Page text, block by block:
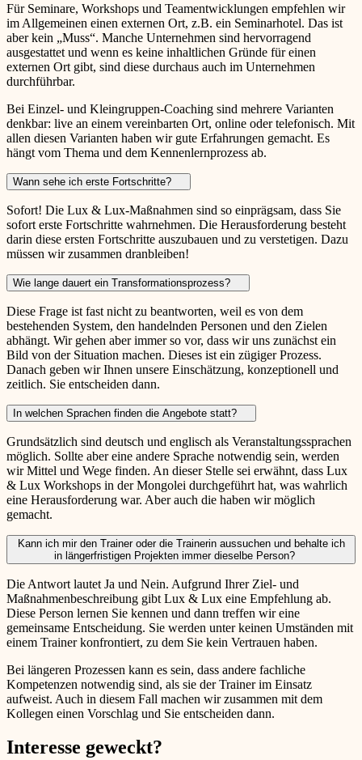
Für Seminare, Workshops und Teamentwicklungen empfehlen wir
im Allgemeinen einen externen Ort, z.B. ein Seminarhotel. Das ist
aber kein „Muss“. Manche Unternehmen sind hervorragend
ausgestattet und wenn es keine inhaltlichen Gründe für einen
externen Ort gibt, sind diese durchaus auch im Unternehmen
durchführbar.
Bei Einzel- und Kleingruppen-Coaching sind mehrere Varianten
denkbar: live an einem vereinbarten Ort, online oder telefonisch. Mit
allen diesen Varianten haben wir gute Erfahrungen gemacht. Es
hängt vom Thema und dem Kennenlernprozess ab.
Wann sehe ich erste Fortschritte?
Sofort! Die Lux & Lux-Maßnahmen sind so einprägsam, dass Sie
sofort erste Fortschritte wahrnehmen. Die Herausforderung besteht
darin diese ersten Fortschritte auszubauen und zu verstetigen. Dazu
müssen wir zusammen dranbleiben!
Wie lange dauert ein Transformationsprozess?
Diese Frage ist fast nicht zu beantworten, weil es von dem
bestehenden System, den handelnden Personen und den Zielen
abhängt. Wir gehen aber immer so vor, dass wir uns zunächst ein
Bild von der Situation machen. Dieses ist ein zügiger Prozess.
Danach geben wir Ihnen unsere Einschätzung, konzeptionell und
zeitlich. Sie entscheiden dann.
In welchen Sprachen finden die Angebote statt?
Grundsätzlich sind deutsch und englisch als Veranstaltungssprachen
möglich. Sollte aber eine andere Sprache notwendig sein, werden
wir Mittel und Wege finden. An dieser Stelle sei erwähnt, dass Lux
& Lux Workshops in der Mongolei durchgeführt hat, was wahrlich
eine Herausforderung war. Aber auch die haben wir möglich
gemacht.
Kann ich mir den Trainer oder die Trainerin aussuchen und behalte ich
in längerfristigen Projekten immer dieselbe Person?
Die Antwort lautet Ja und Nein. Aufgrund Ihrer Ziel- und
Maßnahmenbeschreibung gibt Lux & Lux eine Empfehlung ab.
Diese Person lernen Sie kennen und dann treffen wir eine
gemeinsame Entscheidung. Sie werden unter keinen Umständen mit
einem Trainer konfrontiert, zu dem Sie kein Vertrauen haben.
Bei längeren Prozessen kann es sein, dass andere fachliche
Kompetenzen notwendig sind, als sie der Trainer im Einsatz
aufweist. Auch in diesem Fall machen wir zusammen mit dem
Kollegen einen Vorschlag und Sie entscheiden dann.
Interesse geweckt?